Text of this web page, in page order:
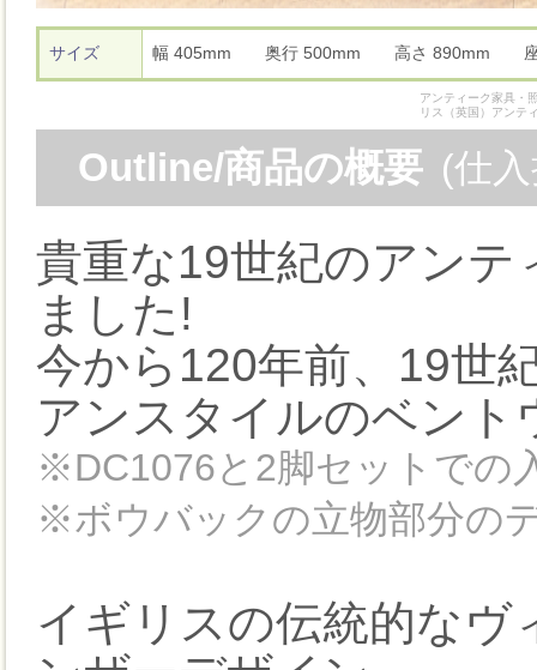
サイズ 幅 405mm 奥行 500mm 高さ 890mm
アンティーク家具・
リス（英国）アンテ
Outline/商品の概要 (仕
貴重な19世紀のアン
ました!
今から120年前、19世
アンスタイルのベント
※DC1076と2脚セットでの
※ボウバックの立物部分の
イギリスの伝統的なヴ